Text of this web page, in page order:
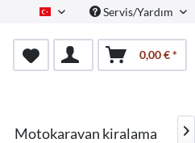
Turkish Servis/Yardım
0,00 € *
Motokaravan kiralama 